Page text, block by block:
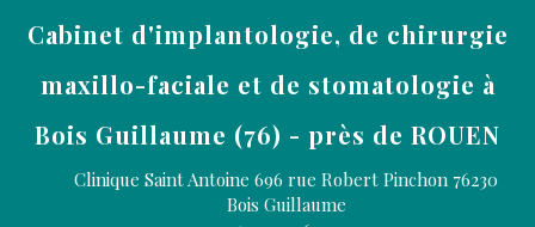
Cabinet d'implantologie, de chirurgie
maxillo-faciale et de stomatologie à
Bois Guillaume (76) - près de ROUEN
Clinique Saint Antoine 696 rue Robert Pinchon 76230
Bois Guillaume